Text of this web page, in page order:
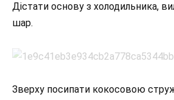
Дістати основу з холодильника,
шар.
Зверху посипати кокосовою